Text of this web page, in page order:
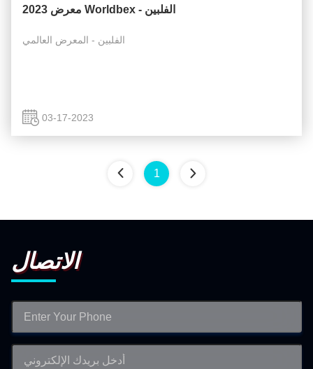
معرض 2023 Worldbex - الفلبين
الفلبين - المعرض العالمي
03-17-2023
1
الاتصال